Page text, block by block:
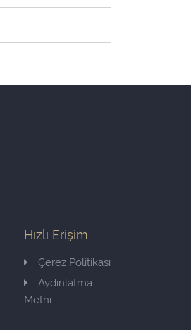
Hızlı Erişim
Çerez Politikası
Aydınlatma
Metni